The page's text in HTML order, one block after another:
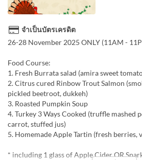
จำเป็นบัตรเครดิต
26-28 November 2025 ONLY (11AM -
Food Course:
1. Fresh Burrata salad (amira sweet
2. Citrus cured Rinbow Trout Salmon
pickled beetroot, dukkeh)
3. Roasted Pumpkin Soup
4. Turkey 3 Ways Cooked (truffle mashed
carrot, stuffed jus)
5. Homemade Apple Tartin (fresh berries,
* including 1 glass of Apple Cider OR